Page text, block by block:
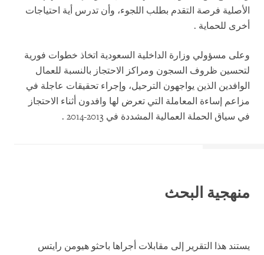
الأصلية فرصة التقدم بطلب اللجوء، وأن تدرس أية احتياجات
أخرى للحماية .
وعلى مسؤولي وزارة الداخلية السعودية اتخاذ خطوات فورية
لتحسين ظروف السجون ومراكز الاحتجاز بالنسبة للعمال
الوافدين الذين يواجهون الترحيل، وإجراء تحقيقات عاجلة في
مزاعم إساءة المعاملة التي تعرض لها وافدون أثناء الاحتجاز
في سياق الحملة العمالية المشددة في 2013-2014
.
منهجية البحث
يستند هذا التقرير إلى مقابلات أجراها باحثو هيومن رايتس